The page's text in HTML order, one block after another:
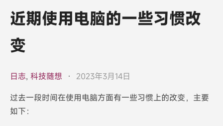
近期使用电脑的一些习惯改
变
日志, 科技随想 · 2023年3月14日
过去一段时间在使用电脑方面有一些习惯上的改变，主要
如下：